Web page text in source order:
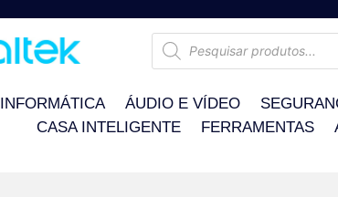
INFORMÁTICA ÁUDIO E VÍDEO
CASA INTELIGENTE
FERRAMENTAS